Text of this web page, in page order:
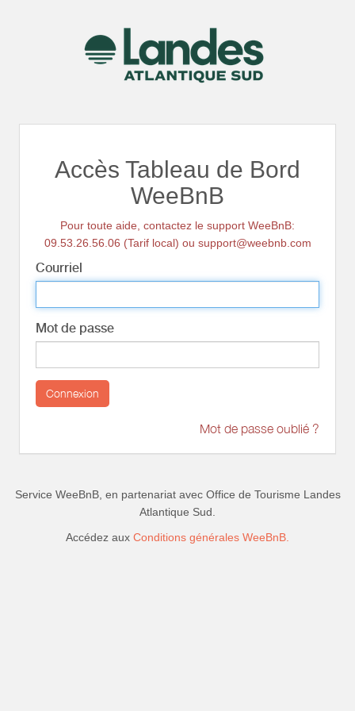
Accès Tableau de Bord
WeeBnB
Pour toute aide, contactez le support WeeBnB:
09.53.26.56.06 (Tarif local) ou support@weebnb.com
Courriel
Mot de passe
Connexion
Mot de passe oublié ?
Service WeeBnB, en partenariat avec Office de Tourisme Landes
Atlantique Sud
Accédez aux Conditions générales WeeBnB.